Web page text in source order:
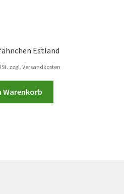
Estland
zzgl. Versandkosten
Warenkorb